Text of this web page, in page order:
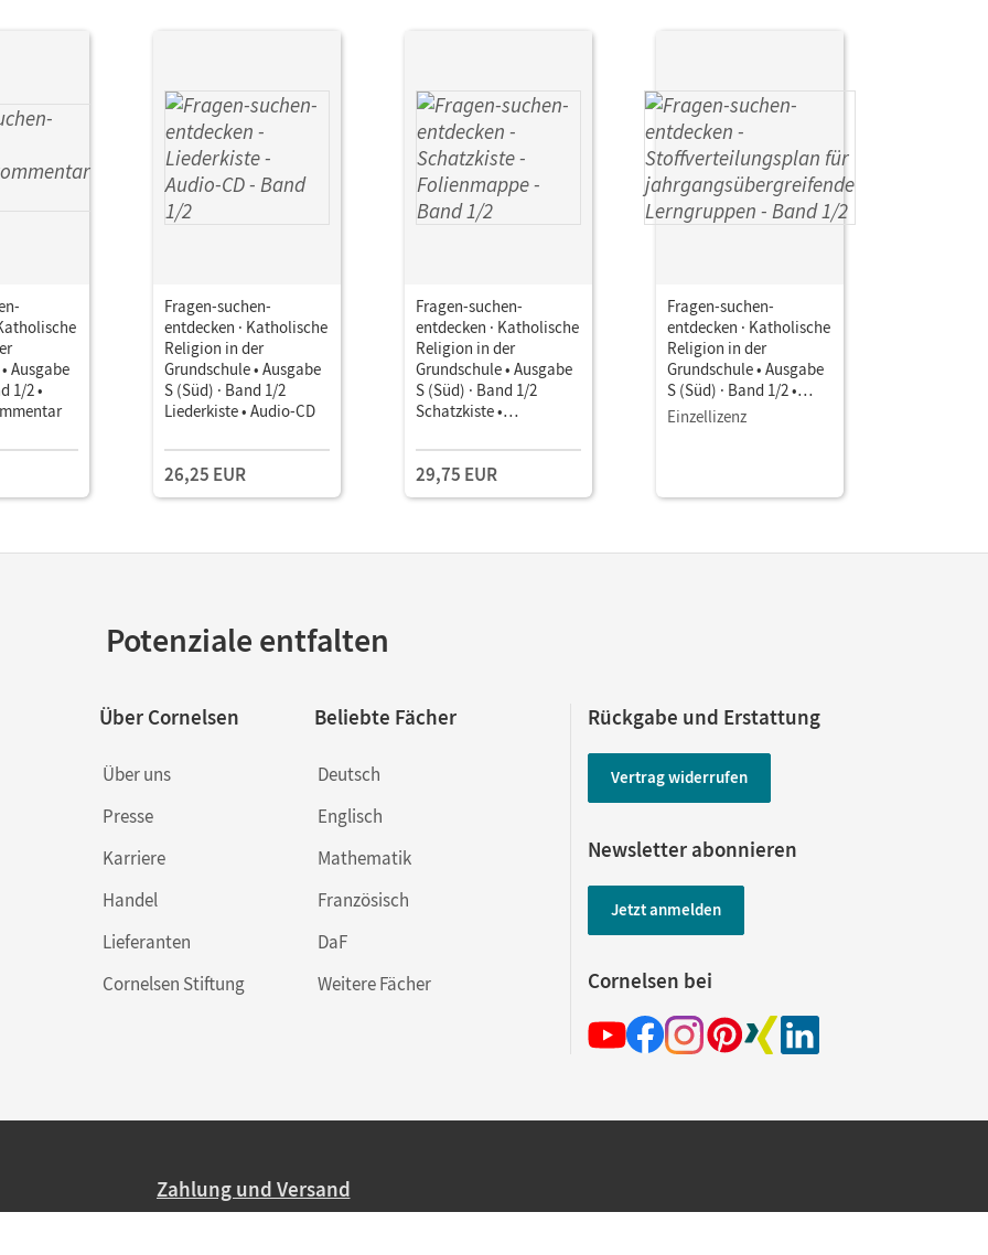
Ausgabe
1/2 •
Fragen-suchen-
entdecken · Katholische
Religion in der
Grundschule • Ausgabe
S (Süd) · Band 1/2
Liederkiste • Audio-CD
26,25 EUR
Fragen-suchen-
entdecken · Katholische
Religion in der
Grundschule • Ausgabe
S (Süd) · Band 1/2
Schatzkiste •
29,75 EUR
Fragen-suchen-
entdecken · Katholische
Religion in der
Grundschule • Ausgabe
S (Süd) · Band 1/2 •
Stoffverteilungsplan für
Einzellizenz
Potenziale entfalten
Über Cornelsen
Über uns
Presse
Karriere
Handel
Lieferanten
Cornelsen Stiftung
Beliebte Fächer
Deutsch
Englisch
Mathematik
Französisch
DaF
Weitere Fächer
Rückgabe und Erstattung
Vertrag widerrufen
Newsletter abonnieren
Jetzt anmelden
Cornelsen bei
Zahlung und Versand